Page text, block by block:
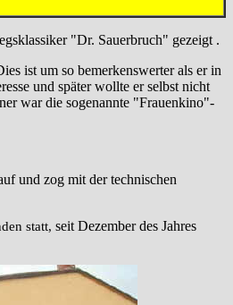
"Dr. Sauerbruch" gezeigt .
ist um so bemerkenswerter als er in
und später wollte er selbst nicht
war die sogenannte "Frauenkino"-
und zog mit der technischen
statt, seit Dezember des Jahres